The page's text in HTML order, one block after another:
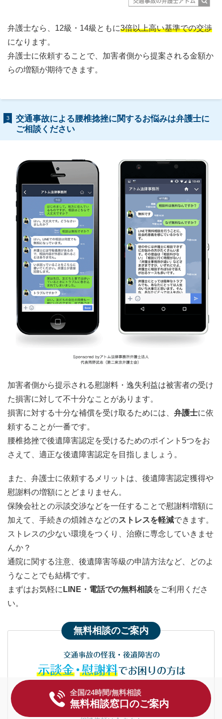
弁護士なら、12級・14級ともに3倍以上高い基準での交渉
になります。
弁護士に依頼することで、加害者側から提案される金額か
らの増額が期待できます。
3
交通事故による腰椎捻挫に関するお悩みは弁護士に
ご相談ください
加害者側から提示される慰謝料・逸失利益は被害者の受け
た損害に対して不十分なことがあります。
損害に対する十分な補償を受け取るためには、 弁護士に依
頼することが一番です。
腰椎捻挫で後遺障害認定を受けるためのポイント5つをお
さえて、適正な後遺障害認定を目指しましょう。
また、弁護士に依頼するメリットは、後遺障害認定獲得や
慰謝料の増額にとどまりません。
保険会社との示談交渉などを一任することで慰謝料増額に
加えて、手続きの煩雑さなどのストレスを軽減できます。
ストレスの少ない環境をつくり、治療に専念していきませ
んか？
通院に関する注意、後遺障害等級の申請方法など、どのよ
うなことでも結構です。
まずはお気軽に LINE・電話での無料相談をご利用くださ
い。
無料相談のご案内
交通事故の怪我・後遺障害の
示談金・慰謝料でお困りの方は
相談枠・弁護士数に限りがあります
全国/24時間/無料相談
無料相談窓口のご案内